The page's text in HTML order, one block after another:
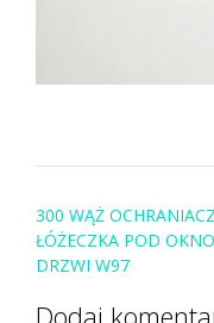
Post
navigation
300 WĄŻ
ŁÓŻECZKA POD OKNO
DRZWI W97